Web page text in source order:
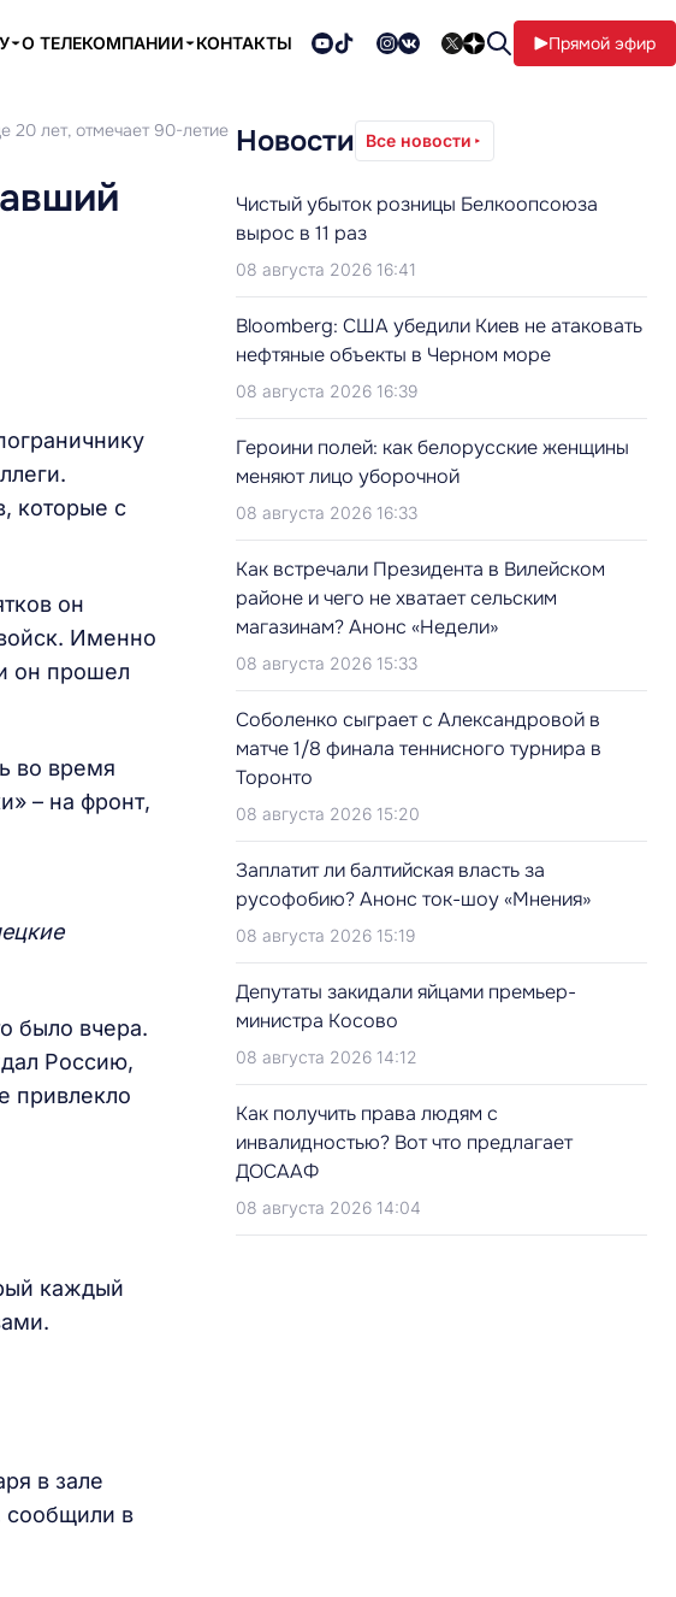
О ТЕЛЕКОМПАНИИ КОНТАКТЫ Прямой эфир
20 лет, отмечает 90-летие
которые с
он
Именно
он прошел
во время
– на фронт,
было вчера.
Россию,
привлекло
каждый
в зале
сообщили в
Новости Все новости
Чистый убыток розницы Белкоопсоюза
вырос в 11 раз
08 августа 2026 16:41
Bloomberg: США убедили Киев не атаковать
нефтяные объекты в Черном море
08 августа 2026 16:39
Героини полей: как белорусские женщины
меняют лицо уборочной
08 августа 2026 16:33
Как встречали Президента в Вилейском
районе и чего не хватает сельским
магазинам? Анонс «Недели»
08 августа 2026 15:33
Соболенко сыграет с Александровой в
матче 1/8 финала теннисного турнира в
Торонто
08 августа 2026 15:20
Заплатит ли балтийская власть за
русофобию? Анонс ток-шоу «Мнения»
08 августа 2026 15:19
Депутаты закидали яйцами премьер-
министра Косово
08 августа 2026 14:12
Как получить права людям с
инвалидностью? Вот что предлагает
ДОСААФ
08 августа 2026 14:04